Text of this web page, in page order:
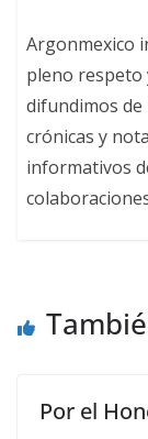
Argonmexico
pleno respeto
difundimos
crónicas y
informativos
Por el